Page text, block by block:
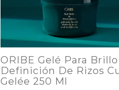
ORIBE Gelé Para Brillo
Definición De Rizos
Gelée 250 Ml